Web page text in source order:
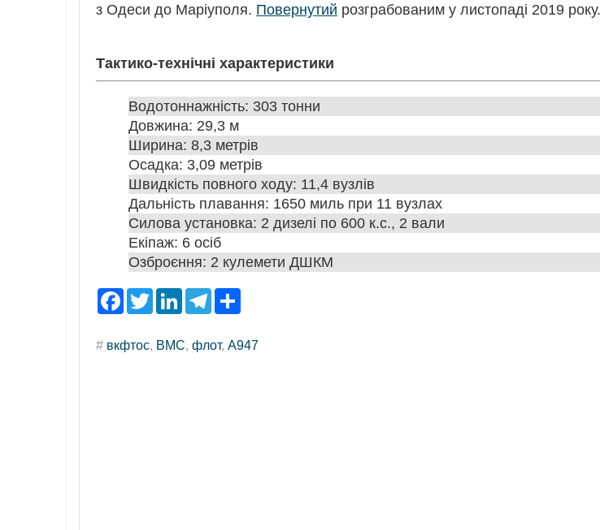
з Одеси до Маріуполя. Повернутий розграбованим у листопаді 2019 року.
Тактико-технічні характеристики
Водотоннажність: 303 тонни
Довжина: 29,3 м
Ширина: 8,3 метрів
Осадка: 3,09 метрів
Швидкість повного ходу: 11,4 вузлів
Дальність плавання: 1650 миль при 11 вузлах
Силова установка: 2 дизелі по 600 к.с., 2 вали
Екіпаж: 6 осіб
Озброєння: 2 кулемети ДШКМ
F
a
b
T
w
L
e
T
g
e
# вкфтос, ВМС, флот, A947